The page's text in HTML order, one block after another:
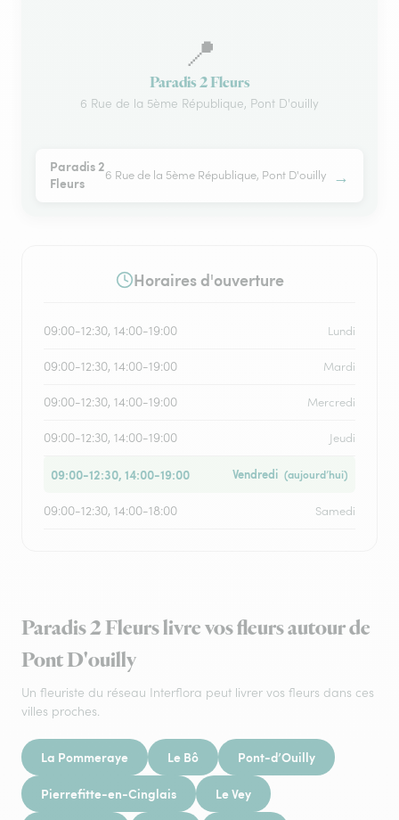
📍
Paradis 2 Fleurs
6 Rue de la 5ème République, Pont D'ouilly
Paradis 2
Fleurs
6 Rue de la 5ème République, Pont D'ouilly →
Horaires d'ouverture
09:00-12:30, 14:00-19:00 Lundi
09:00-12:30, 14:00-19:00 Mardi
09:00-12:30, 14:00-19:00 Mercredi
09:00-12:30, 14:00-19:00 Jeudi
09:00-12:30, 14:00-19:00 Vendredi (aujourd’hui)
09:00-12:30, 14:00-18:00 Samedi
Paradis 2 Fleurs livre vos fleurs autour de
Pont D'ouilly
Un fleuriste du réseau Interflora peut livrer vos fleurs dans ces
villes proches.
La Pommeraye Le Bô Pont-d’Ouilly
Pierrefitte-en-Cinglais Le Vey